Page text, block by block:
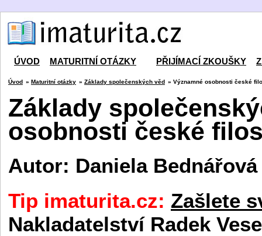
ÚVOD MATURITNÍ OTÁZKY PŘIJÍMACÍ ZKOUŠKY
Úvod » Maturitní otázky » Základy společenských věd » Významné osobnosti české
Základy
osobnosti české
Autor: Daniela Bednářová
Tip imaturita.cz: Zašlete
Nakladatelství Radek